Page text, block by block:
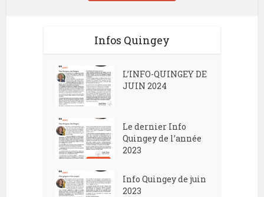
Infos Quingey
L’INFO-QUINGEY DE
JUIN 2024
Le dernier Info
Quingey de l’année
2023
Info Quingey de juin
2023